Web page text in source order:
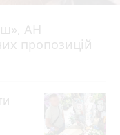
АН
пропозицій